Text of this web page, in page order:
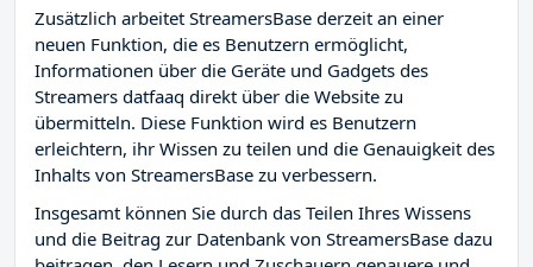
Zusätzlich arbeitet StreamersBase derzeit an einer
neuen Funktion, die es Benutzern ermöglicht,
Informationen über die Geräte und Gadgets des
Streamers datfaaq direkt über die Website zu
übermitteln. Diese Funktion wird es Benutzern
erleichtern, ihr Wissen zu teilen und die Genauigkeit des
Inhalts von StreamersBase zu verbessern.
Insgesamt können Sie durch das Teilen Ihres Wissens
und die Beitrag zur Datenbank von StreamersBase dazu